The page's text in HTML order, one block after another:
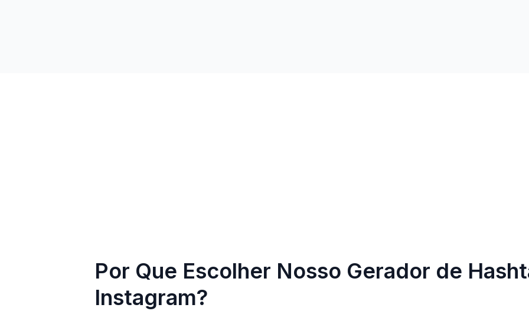
Por Que Escolher Nosso Gerador de
Instagram?